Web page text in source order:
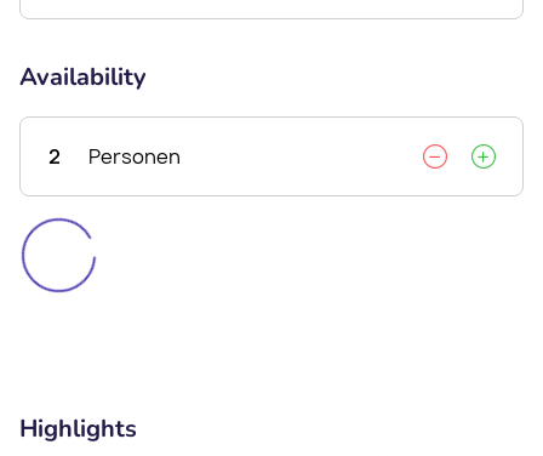
Availability
2 Personen
Highlights